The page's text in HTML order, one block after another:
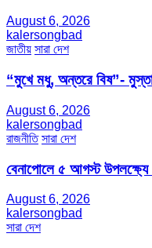
August 6, 2026
kalersongbad
জাতীয় সারা দেশ
“মুখে মধু, অন্তরে বিষ”-
August 6, 2026
kalersongbad
রাজনীতি সারা দেশ
বেনাপোলে ৫ আগস্ট উপলক্ষ্যে
August 6, 2026
kalersongbad
সারা দেশ